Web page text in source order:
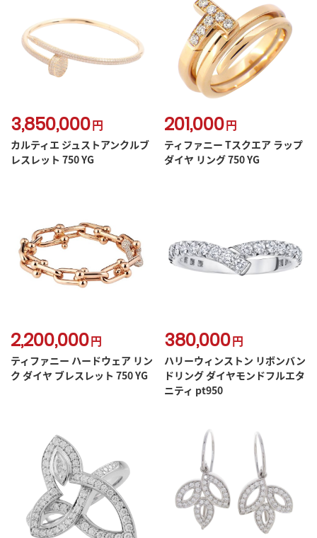
3,850,000円
カルティエ ジュストアンクルブ
レスレット 750 YG
201,000円
ティファニー Tスクエア ラップ
ダイヤ リング 750 YG
2,200,000円
ティファニー ハードウェア リン
ク ダイヤ ブレスレット 750 YG
380,000円
ハリーウィンストン リボンバン
ドリング ダイヤモンドフルエタ
ニティ pt950